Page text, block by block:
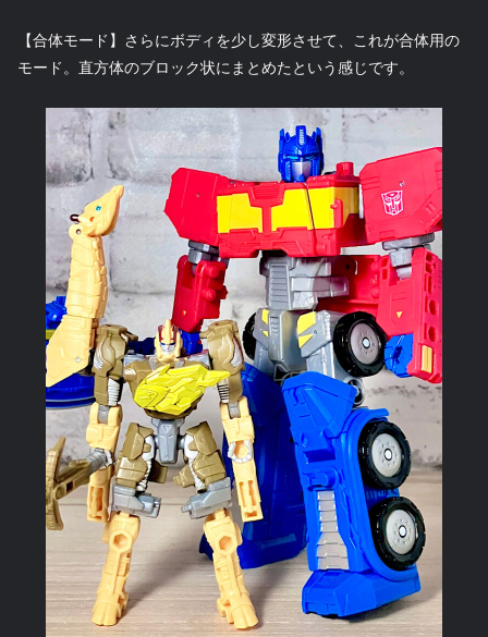
【合体モード】さらにボディを少し変形させて、これが合体用の
モード。直方体のブロック状にまとめたという感じです。